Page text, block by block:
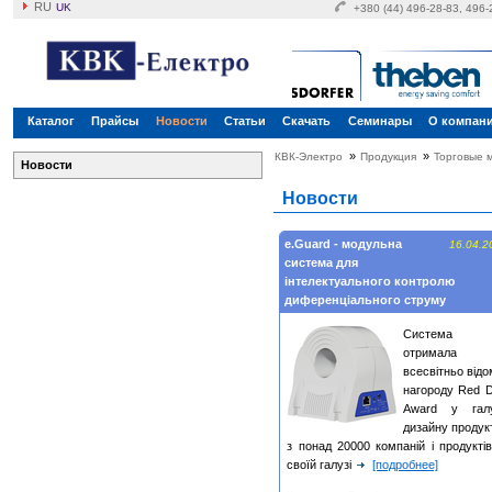
RU UK +380 (44) 496-28-83,
Каталог Прайсы Новости Статьи Скачать Семинары О
Новости
КВК-Электро » Продукция » Торговые
Новости
e.Guard - модульна
система для
інтелектуального контролю
диференціального струму
Система
отримала
всесвітньо
нагороду Red
Award у
дизайну
з понад 20000 компаній і
своїй галузі
[подробнее]